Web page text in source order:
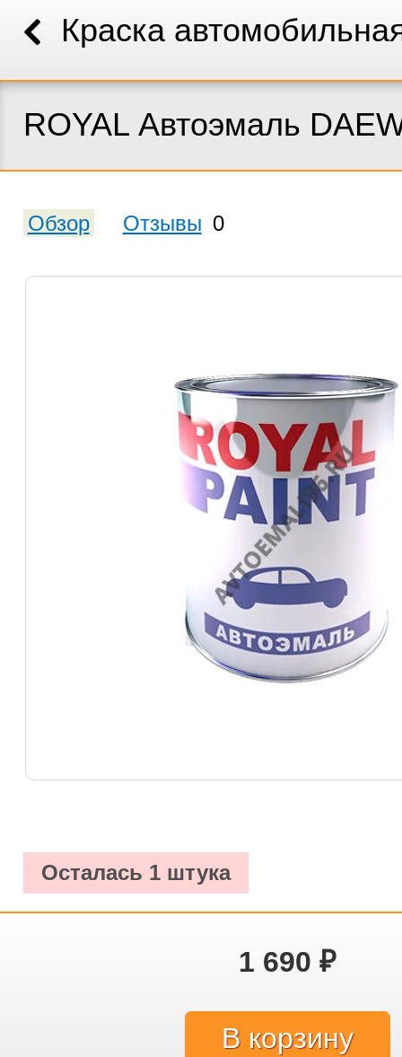
Краска
ROYAL Автоэмаль
Обзор Отзывы 0
Осталась 1 штука
1 690 ₽